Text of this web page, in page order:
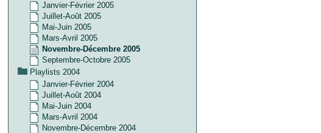
Janvier-Février 2005
Juillet-Août 2005
Mai-Juin 2005
Mars-Avril 2005
Novembre-Décembre 2005
Septembre-Octobre 2005
Playlists 2004
Janvier-Février 2004
Juillet-Août 2004
Mai-Juin 2004
Mars-Avril 2004
Novembre-Décembre 2004